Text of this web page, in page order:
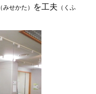
（みせかた） を工夫 （くふ